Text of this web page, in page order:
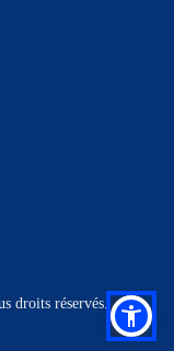
droits réservés.